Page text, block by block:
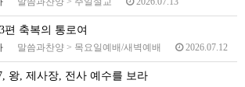
편 축복의 통로여
말씀과찬양 > 목요일예배/새벽예배 2026.07.12
왕, 제사장, 전사 예수를 보라